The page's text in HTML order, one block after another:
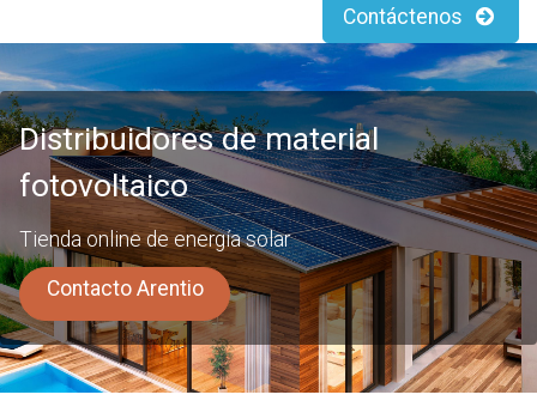
Contáctenos
Distribuidores de material
fotovoltaico
Tienda online de energía solar
Contacto Arentio